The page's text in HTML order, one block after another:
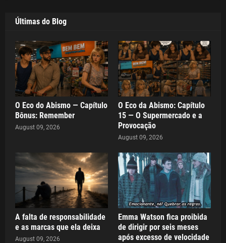
Últimas do Blog
O Eco do Abismo — Capítulo
Bônus: Remember
August 09, 2026
O Eco da Abismo: Capítulo
15 — O Supermercado e a
Provocação
August 09, 2026
A falta de responsabilidade
e as marcas que ela deixa
August 09, 2026
Emma Watson fica proibida
de dirigir por seis meses
após excesso de velocidade